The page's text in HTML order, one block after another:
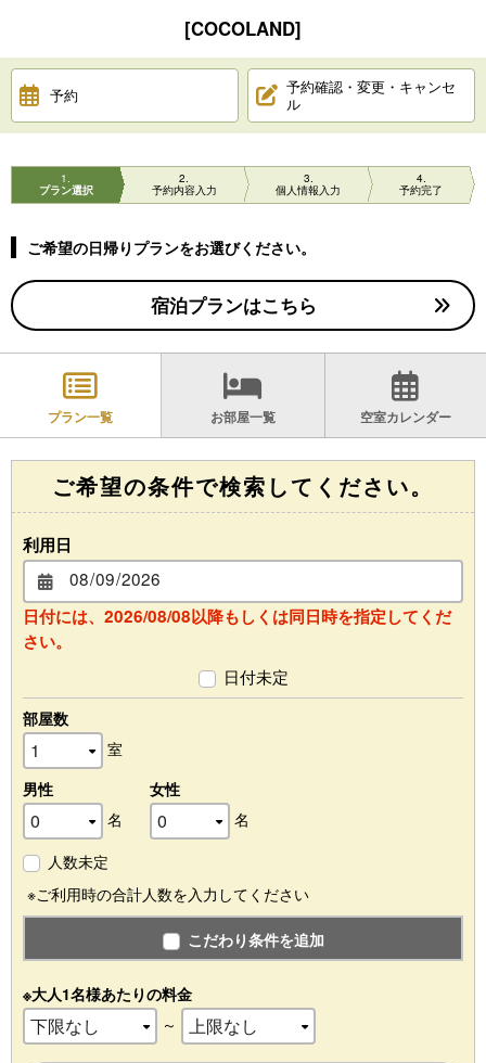
[COCOLAND]
予約
予約確認・変更・キャンセ
ル
1
プラン選択
2
予約内容入力
3
個人情報入力
4
予約完了
ご希望の日帰りプランをお選びください。
宿泊プランはこちら
プラン一覧 お部屋一覧 空室カレンダー
ご希望の条件で検索してください。
利用日
日付には、2026/08/08以降もしくは同日時を指定してくだ
さい。
日付未定
部屋数
室
男性
名
女性
名
人数未定
※ご利用時の合計人数を入力してください
こだわり条件を追加
※大人1名様あたりの料金
～